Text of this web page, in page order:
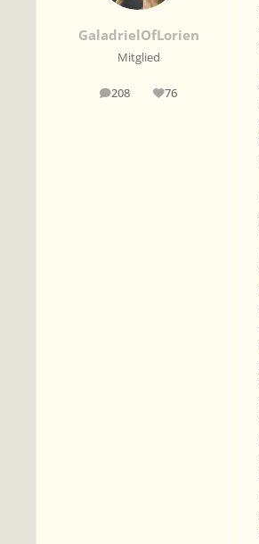
GaladrielOfLorien
Mitglied
208
Beiträge 76
Reputation